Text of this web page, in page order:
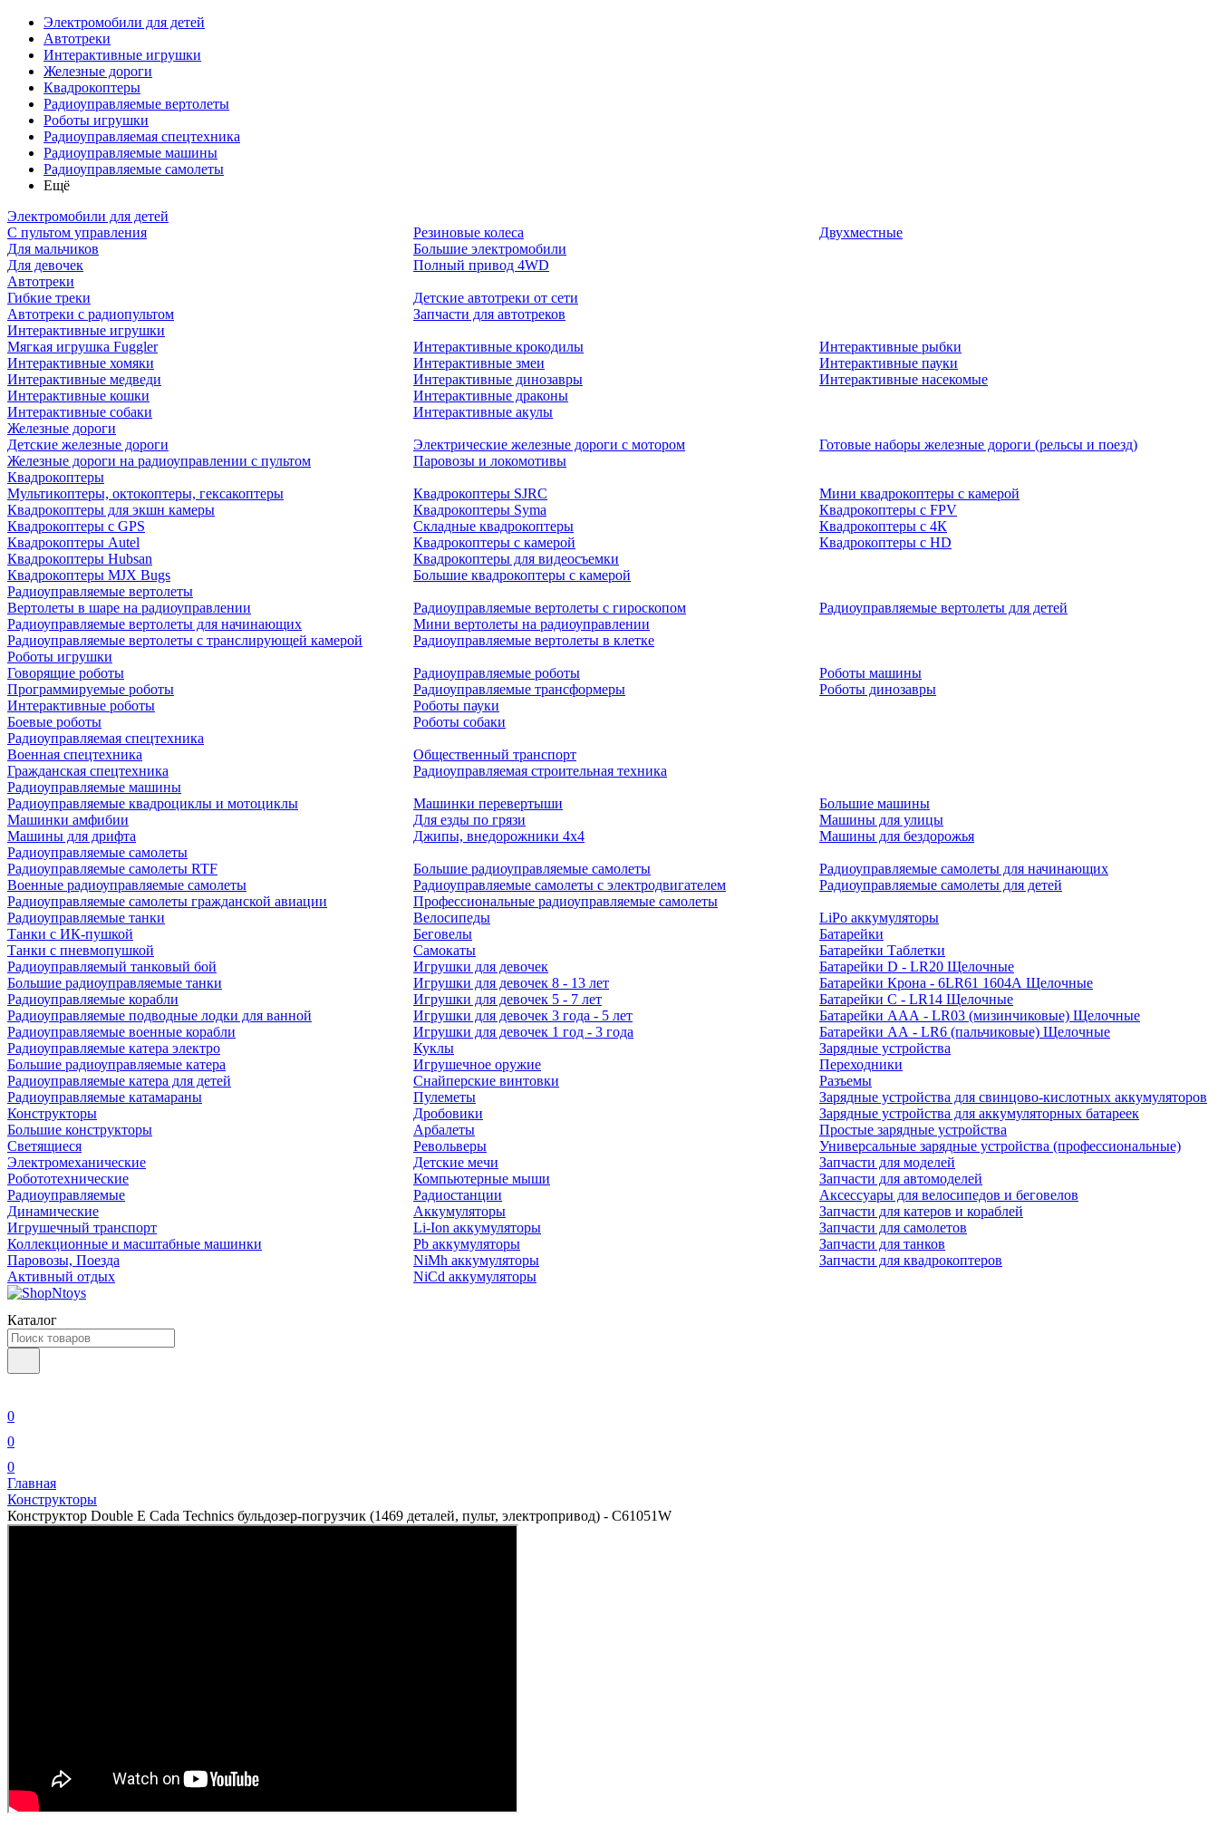
Электромобили для детей
Автотреки
Интерактивные игрушки
Железные дороги
Квадрокоптеры
Радиоуправляемые вертолеты
Роботы игрушки
Радиоуправляемая спецтехника
Радиоуправляемые машины
Радиоуправляемые самолеты
Ещё
Электромобили для детей
С пультом управления
Для мальчиков
Для девочек
Резиновые колеса
Большие электромобили
Полный привод 4WD
Двухместные
Автотреки
Гибкие треки
Автотреки с радиопультом
Детские автотреки от сети
Запчасти для автотреков
Интерактивные игрушки
Мягкая игрушка Fuggler
Интерактивные хомяки
Интерактивные медведи
Интерактивные кошки
Интерактивные собаки
Интерактивные крокодилы
Интерактивные змеи
Интерактивные динозавры
Интерактивные драконы
Интерактивные акулы
Интерактивные рыбки
Интерактивные пауки
Интерактивные насекомые
Железные дороги
Детские железные дороги
Железные дороги на радиоуправлении с пультом
Электрические железные дороги с мотором
Паровозы и локомотивы
Готовые наборы железные дороги (рельсы и поезд)
Квадрокоптеры
Мультикоптеры, октокоптеры, гексакоптеры
Квадрокоптеры для экшн камеры
Квадрокоптеры с GPS
Квадрокоптеры Autel
Квадрокоптеры Hubsan
Квадрокоптеры MJX Bugs
Квадрокоптеры SJRC
Квадрокоптеры Syma
Складные квадрокоптеры
Квадрокоптеры с камерой
Квадрокоптеры для видеосъемки
Большие квадрокоптеры с камерой
Мини квадрокоптеры с камерой
Квадрокоптеры с FPV
Квадрокоптеры с 4К
Квадрокоптеры с HD
Радиоуправляемые вертолеты
Вертолеты в шаре на радиоуправлении
Радиоуправляемые вертолеты для начинающих
Радиоуправляемые вертолеты с транслирующей камерой
Радиоуправляемые вертолеты с гироскопом
Мини вертолеты на радиоуправлении
Радиоуправляемые вертолеты в клетке
Радиоуправляемые вертолеты для детей
Роботы игрушки
Говорящие роботы
Программируемые роботы
Интерактивные роботы
Боевые роботы
Радиоуправляемые роботы
Радиоуправляемые трансформеры
Роботы пауки
Роботы собаки
Роботы машины
Роботы динозавры
Радиоуправляемая спецтехника
Военная спецтехника
Гражданская спецтехника
Общественный транспорт
Радиоуправляемая строительная техника
Радиоуправляемые машины
Радиоуправляемые квадроциклы и мотоциклы
Машинки амфибии
Машины для дрифта
Машинки перевертыши
Для езды по грязи
Джипы, внедорожники 4x4
Большие машины
Машины для улицы
Машины для бездорожья
Радиоуправляемые самолеты
Радиоуправляемые самолеты RTF
Военные радиоуправляемые самолеты
Радиоуправляемые самолеты гражданской авиации
Большие радиоуправляемые самолеты
Радиоуправляемые самолеты с электродвигателем
Профессиональные радиоуправляемые самолеты
Радиоуправляемые самолеты для начинающих
Радиоуправляемые самолеты для детей
Радиоуправляемые танки
Танки с ИК-пушкой
Танки с пневмопушкой
Радиоуправляемый танковый бой
Большие радиоуправляемые танки
Радиоуправляемые корабли
Радиоуправляемые подводные лодки для ванной
Радиоуправляемые военные корабли
Радиоуправляемые катера электро
Большие радиоуправляемые катера
Радиоуправляемые катера для детей
Радиоуправляемые катамараны
Конструкторы
Большие конструкторы
Светящиеся
Электромеханические
Робототехнические
Радиоуправляемые
Динамические
Игрушечный транспорт
Коллекционные и масштабные машинки
Паровозы, Поезда
Активный отдых
Велосипеды
Беговелы
Самокаты
Игрушки для девочек
Игрушки для девочек 8 - 13 лет
Игрушки для девочек 5 - 7 лет
Игрушки для девочек 3 года - 5 лет
Игрушки для девочек 1 год - 3 года
Куклы
Игрушечное оружие
Снайперские винтовки
Пулеметы
Дробовики
Арбалеты
Револьверы
Детские мечи
Компьютерные мыши
Радиостанции
Аккумуляторы
Li-Ion аккумуляторы
Pb аккумуляторы
NiMh аккумуляторы
NiCd аккумуляторы
LiPo аккумуляторы
Батарейки
Батарейки Таблетки
Батарейки D - LR20 Щелочные
Батарейки Крона - 6LR61 1604A Щелочные
Батарейки C - LR14 Щелочные
Батарейки AAA - LR03 (мизинчиковые) Щелочные
Батарейки AA - LR6 (пальчиковые) Щелочные
Зарядные устройства
Переходники
Разъемы
Зарядные устройства для свинцово-кислотных аккумуляторов
Зарядные устройства для аккумуляторных батареек
Простые зарядные устройства
Универсальные зарядные устройства (профессиональные)
Запчасти для моделей
Запчасти для автомоделей
Аксессуары для велосипедов и беговелов
Запчасти для катеров и кораблей
Запчасти для самолетов
Запчасти для танков
Запчасти для квадрокоптеров
Каталог
0
0
0
Главная
Конструкторы
Конструктор Double E Cada Technics бульдозер-погрузчик (1469 деталей, пульт, электропривод) - C61051W